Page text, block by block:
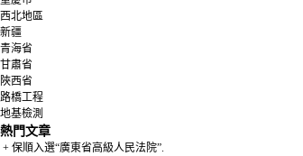
西北地區
新疆
青海省
甘肅省
陜西省
路橋工程
地基檢測
熱門文章
+ 保順入選“廣東省高級人民法院”.